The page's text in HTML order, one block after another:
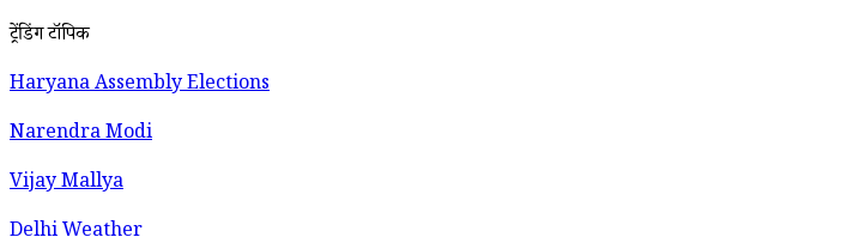
ट्रेंडिंग टॉपिक
Haryana Assembly Elections
Narendra Modi
Vijay Mallya